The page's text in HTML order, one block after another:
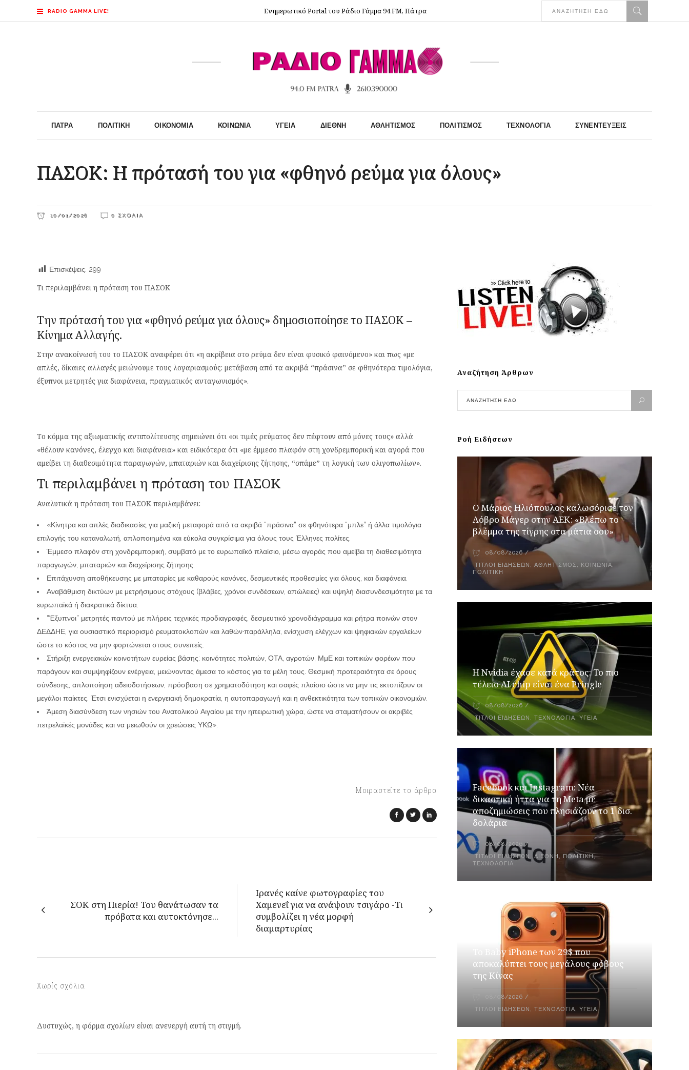
RADIO GAMMA LIVE! Ενημερωτικό Portal του Ράδιο Γάμμα 94 FM, Πάτρα
ΠΆΤΡΑ ΠΟΛΙΤΙΚΉ ΟΙΚΟΝΟΜΊΑ ΚΟΙΝΩΝΊΑ ΥΓΕΊΑ ΔΙΕΘΝΉ ΑΘΛΗΤΙΣΜΌΣ ΠΟΛΙΤΙΣΜΌΣ ΤΕΧΝΟΛΟΓΊΑ ΣΥΝΕΝΤΕΎΞΕΙΣ
ΠΑΣΟΚ: Η πρότασή του για «φθηνό ρεύμα για όλους»
10/01/2026 0 ΣΧΌΛΙΑ
Επισκέψεις: 299
Τι περιλαμβάνει η πρόταση του ΠΑΣΟΚ
Την πρότασή του για «φθηνό ρεύμα για όλους» δημοσιοποίησε το ΠΑΣΟΚ –
Κίνημα Αλλαγής.
Στην ανακοίνωσή του το ΠΑΣΟΚ αναφέρει ότι «η ακρίβεια στο ρεύμα δεν είναι φυσικό φαινόμενο» και πως «με
απλές, δίκαιες αλλαγές μειώνουμε τους λογαριασμούς: μετάβαση από τα ακριβά “πράσινα” σε φθηνότερα τιμολόγια,
έξυπνοι μετρητές για διαφάνεια, πραγματικός ανταγωνισμός».
Το κόμμα της αξιωματικής αντιπολίτευσης σημειώνει ότι «οι τιμές ρεύματος δεν πέφτουν από μόνες τους» αλλά
«θέλουν κανόνες, έλεγχο και διαφάνεια» και ειδικότερα ότι «με έμμεσο πλαφόν στη χονδρεμπορική και αγορά που
αμείβει τη διαθεσιμότητα παραγωγών, μπαταριών και διαχείρισης ζήτησης, “σπάμε” τη λογική των ολιγοπωλίων».
Τι περιλαμβάνει η πρόταση του ΠΑΣΟΚ
Αναλυτικά η πρόταση του ΠΑΣΟΚ περιλαμβάνει:
«Κίνητρα και απλές διαδικασίες για μαζική μεταφορά από τα ακριβά “πράσινα” σε φθηνότερα “μπλε” ή άλλα τιμολόγια
επιλογής του καταναλωτή, απλοποιημένα και εύκολα συγκρίσιμα για όλους τους Έλληνες πολίτες.
Έμμεσο πλαφόν στη χονδρεμπορική, συμβατό με το ευρωπαϊκό πλαίσιο, μέσω αγοράς που αμείβει τη διαθεσιμότητα
παραγωγών, μπαταριών και διαχείρισης ζήτησης.
Επιτάχυνση αποθήκευσης με μπαταρίες με καθαρούς κανόνες, δεσμευτικές προθεσμίες για όλους, και διαφάνεια.
Αναβάθμιση δικτύων με μετρήσιμους στόχους (βλάβες, χρόνοι συνδέσεων, απώλειες) και υψηλή διασυνδεσιμότητα με τα
ευρωπαϊκά ή διακρατικά δίκτυα.
“Έξυπνοι” μετρητές παντού με πλήρεις τεχνικές προδιαγραφές, δεσμευτικό χρονοδιάγραμμα και ρήτρα ποινών στον
ΔΕΔΔΗΕ, για ουσιαστικό περιορισμό ρευματοκλοπών και λαθών·παράλληλα, ενίσχυση ελέγχων και ψηφιακών εργαλείων
ώστε το κόστος να μην φορτώνεται στους συνεπείς.
Στήριξη ενεργειακών κοινοτήτων ευρείας βάσης: κοινότητες πολιτών, ΟΤΑ, αγροτών, ΜμΕ και τοπικών φορέων που
παράγουν και συμψηφίζουν ενέργεια, μειώνοντας άμεσα το κόστος για τα μέλη τους. Θεσμική προτεραιότητα σε όρους
σύνδεσης, απλοποίηση αδειοδοτήσεων, πρόσβαση σε χρηματοδότηση και σαφές πλαίσιο ώστε να μην τις εκτοπίζουν οι
μεγάλοι παίκτες. Έτσι ενισχύεται η ενεργειακή δημοκρατία, η αυτοπαραγωγή και η ανθεκτικότητα των τοπικών οικονομιών.
Άμεση διασύνδεση των νησιών του Ανατολικού Αιγαίου με την ηπειρωτική χώρα, ώστε να σταματήσουν οι ακριβές
πετρελαϊκές μονάδες και να μειωθούν οι χρεώσεις ΥΚΩ».
Μοιραστείτε το άρθρο
ΣΟΚ στη Πιερία! Του θανάτωσαν τα
πρόβατα και αυτοκτόνησε...
Ιρανές καίνε φωτογραφίες του
Χαμενεΐ για να ανάψουν τσιγάρο -Τι
συμβολίζει η νέα μορφή
διαμαρτυρίας
Χωρίς σχόλια
Δυστυχώς, η φόρμα σχολίων είναι ανενεργή αυτή τη στιγμή.
Αναζήτηση Άρθρων
Ροή Ειδήσεων
Ο Μάριος Ηλιόπουλος καλωσόρισε τον
Λόβρο Μάγερ στην ΑΕΚ: «Βλέπω το
βλέμμα της τίγρης στα μάτια σου»
08/08/2026
ΤΊΤΛΟΙ ΕΙΔΉΣΕΩΝ ,ΑΘΛΗΤΙΣΜΌΣ , ΚΟΙΝΩΝΊΑ,
ΠΟΛΙΤΙΚΉ
Η Nvidia έχασε κατά κράτος: Το πιο
τέλειο AI chip είναι ένα Pringle
08/08/2026
ΤΊΤΛΟΙ ΕΙΔΉΣΕΩΝ ,ΤΕΧΝΟΛΟΓΊΑ,ΥΓΕΊΑ
Facebook και Instagram: Νέα
δικαστική ήττα για τη Meta με
αποζημιώσεις που πλησιάζουν το 1 δισ.
δολάρια
08/08/2026
ΤΊΤΛΟΙ ΕΙΔΉΣΕΩΝ ,ΔΙΕΘΝΉ , ΠΟΛΙΤΙΚΉ,
ΤΕΧΝΟΛΟΓΊΑ
Το Baby iPhone των 29$ που
αποκαλύπτει τους μεγάλους φόβους
της Κίνας
08/08/2026
ΤΊΤΛΟΙ ΕΙΔΉΣΕΩΝ ,ΤΕΧΝΟΛΟΓΊΑ,ΥΓΕΊΑ